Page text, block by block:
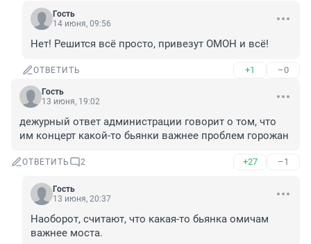
Гость
14 июня, 09:56
Нет! Решится всё просто, привезут ОМОН и всё!
ОТВЕТИТЬ +1 –0
Гость
13 июня, 19:02
дежурный ответ администрации говорит о том, что
им концерт какой-то бьянки важнее проблем горожан
ОТВЕТИТЬ 2 +27 –1
Гость
13 июня, 20:37
Наоборот, считают, что какая-то бьянка омичам
важнее моста.